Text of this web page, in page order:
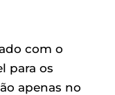
com o
para os
apenas no